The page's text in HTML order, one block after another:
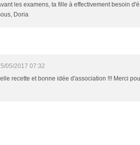
les examens, ta fille à effectivement besoin
Doria
05/2017 07:32
recette et bonne idée d'association !!! Merci